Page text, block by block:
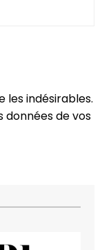
les indésirables.
données de vos